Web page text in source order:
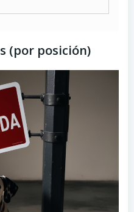
(por posición)